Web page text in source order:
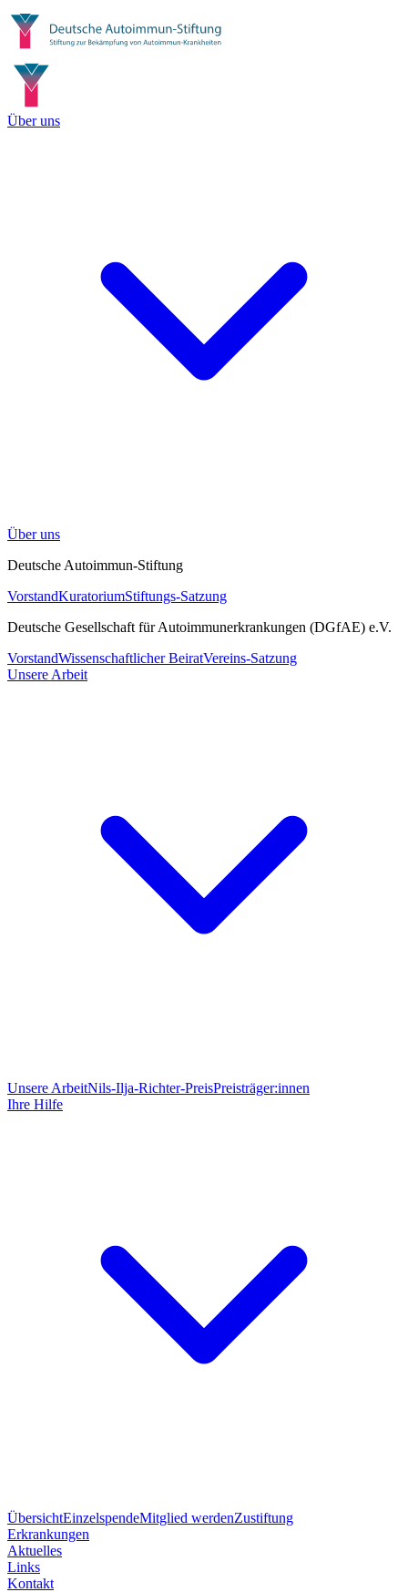
Über uns
Über uns
Deutsche Autoimmun-Stiftung
VorstandKuratoriumStiftungs-Satzung
Deutsche Gesellschaft für Autoimmunerkrankungen (DGfAE) e.V.
VorstandWissenschaftlicher BeiratVereins-Satzung
Unsere Arbeit
Unsere ArbeitNils-Ilja-Richter-PreisPreisträger:innen
Ihre Hilfe
ÜbersichtEinzelspendeMitglied werdenZustiftung
Erkrankungen
Aktuelles
Links
Kontakt